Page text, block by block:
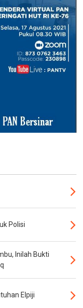
Polisi
Inilah Bukti
Elpiji